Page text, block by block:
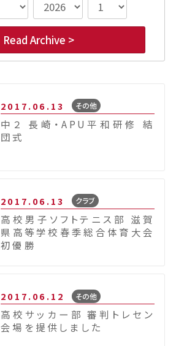
Read Archive >
2017.06.13 その他
中２ 長崎・APU平和研修 結
団式
2017.06.13 クラブ
高校男子ソフトテニス部 滋賀
県高等学校春季総合体育大会
初優勝
2017.06.12 その他
高校サッカー部 審判トレセン
会場を提供しました